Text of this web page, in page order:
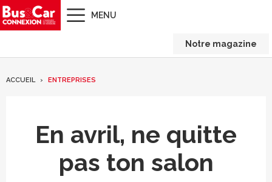
MENU
Notre magazine
ACCUEIL ENTREPRISES
En avril, ne quitte
pas ton salon